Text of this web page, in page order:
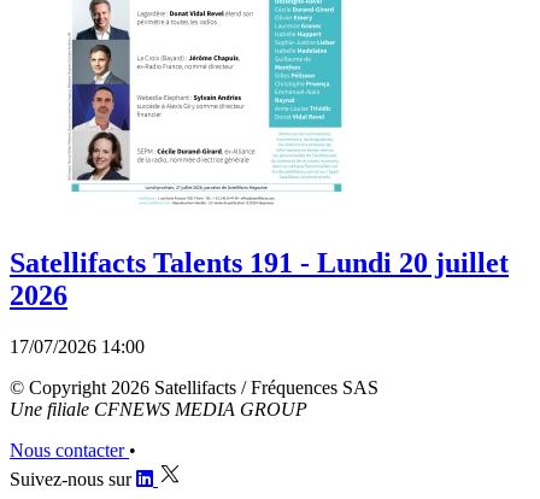
Satellifacts Talents 191 - Lundi 20 juillet
2026
17/07/2026 14:00
© Copyright 2026 Satellifacts / Fréquences SAS
Une filiale CFNEWS MEDIA GROUP
Nous contacter •
Suivez-nous sur